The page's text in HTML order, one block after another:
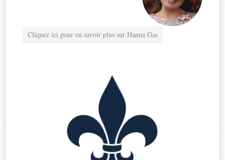
Cliquez ici pour en savoir plus sur Hanna Gas